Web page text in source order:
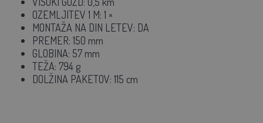
OZEMLJITEV 1 M: 1 ×
MONTAŽA NA DIN LETEV: DA
PREMER: 150 mm
GLOBINA: 57 mm
TEŽA: 794 g
DOLŽINA PAKETOV: 115 cm